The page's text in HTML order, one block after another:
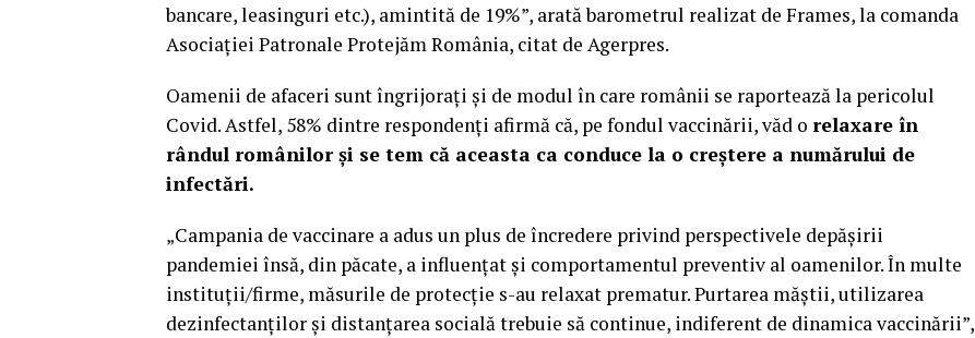
bancare, leasinguri etc.), amintită de 19%”, arată barometrul realizat de Frames, la comanda
Asociaţiei Patronale Protejăm România, citat de Agerpres.
Oamenii de afaceri sunt îngrijorați și de modul în care românii se raportează la pericolul
Covid. Astfel, 58% dintre respondenţi afirmă că, pe fondul vaccinării, văd o relaxare în
rândul românilor și se tem că aceasta ca conduce la o creştere a numărului de
infectări.
„Campania de vaccinare a adus un plus de încredere privind perspectivele depăşirii
pandemiei însă, din păcate, a influenţat şi comportamentul preventiv al oamenilor. În multe
instituţii/firme, măsurile de protecţie s-au relaxat prematur. Purtarea măştii, utilizarea
dezinfectanţilor şi distanţarea socială trebuie să continue, indiferent de dinamica vaccinării”,